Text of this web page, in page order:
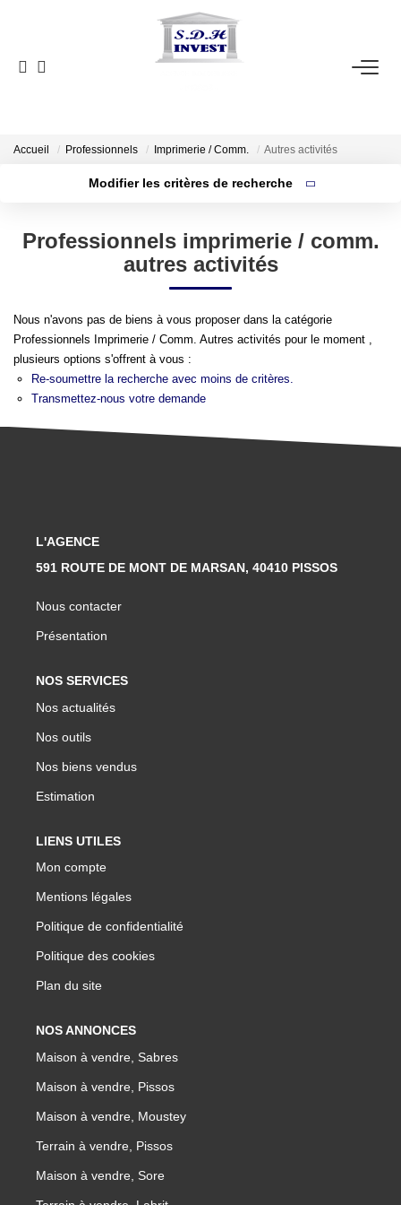
ACCUEIL
NOTRE AGENCE
NOS OUTILS
CONTACT
EN
Accueil Professionnels Imprimerie / Comm. Autres activités
Modifier les critères de recherche
Surface min
Plus de critères Créer une alerte
Professionnels imprimerie / comm.
autres activités
Nous n'avons pas de biens à vous proposer dans la catégorie
Professionnels Imprimerie / Comm. Autres activités pour le moment ,
plusieurs options s'offrent à vous :
Re-soumettre la recherche avec moins de critères.
Transmettez-nous votre demande
L'AGENCE
591 ROUTE DE MONT DE MARSAN, 40410 PISSOS
Nous contacter
Présentation
NOS SERVICES
Nos actualités
Nos outils
Nos biens vendus
Estimation
LIENS UTILES
Mon compte
Mentions légales
Politique de confidentialité
Politique des cookies
Plan du site
NOS ANNONCES
Maison à vendre, Sabres
Maison à vendre, Pissos
Maison à vendre, Moustey
Terrain à vendre, Pissos
Maison à vendre, Sore